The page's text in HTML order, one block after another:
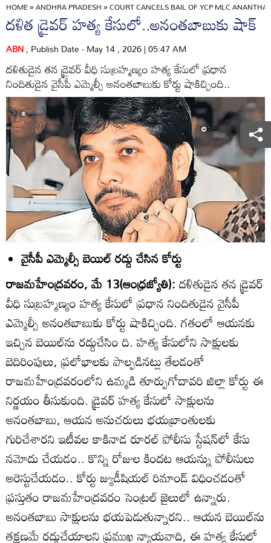
HOME»ANDHRA PRADESH»COURT CANCELS BAIL OF YCP MLC
దళిత డ్రైవర్‌ హత్య కేసులో..అనంతబాబుకు షాక్‌
ABN, Publish Date - May 14 , 2026 | 05:47 AM
దళితుడైన తన డ్రైవర్‌ వీధి సుబ్రహ్మణ్యం హత్య కేసులో ప్రధాన
నిందితుడైన వైసీపీ ఎమ్మెల్సీ అనంతబాబుకు కోర్టు షాకిచ్చింది..
వైసీపీ ఎమ్మెల్సీ బెయిల్‌ రద్దు చేసిన కోర్టు
రాజమహేంద్రవరం, మే 13(ఆంధ్రజ్యోతి):దళితుడైన తన డ్రైవర్‌
వీధి సుబ్రహ్మణ్యం హత్య కేసులో ప్రధాన నిందితుడైన వైసీపీ
ఎమ్మెల్సీ అనంతబాబుకు కోర్టు షాకిచ్చింది. గతంలో ఆయనకు
ఇచ్చిన బెయిల్‌ను రద్దుచేసిం ది. హత్య కేసులోని సాక్షులకు
బెదిరింపులు, ప్రలోభాలకు పాల్పడినట్లు తేలడంతో
రాజమహేంద్రవరంలోని ఉమ్మడి తూర్పుగోదావరి జిల్లా కోర్టు ఈ
నిర్ణయం తీసుకుంది. డ్రైవర్‌ హత్య కేసులో సాక్షులను
అనంతబాబు, ఆయన అనుచరులు భయబ్రాంతులకు
గురిచేశారని ఇటీవల కాకినాడ రూరల్‌ పోలీసు స్టేషన్‌లో కేసు
నమోదు చేయడం.. కొన్ని రోజుల కిందట ఆయన్ను పోలీసులు
అరెస్టుచేయడం.. కోర్టు జ్యుడీషియల్‌ రిమాండ్‌ విధించడంతో
ప్రస్తుతం రాజమహేంద్రవరం సెంట్రల్‌ జైలులో ఉన్నారు.
అనంతబాబు సాక్షులను భయపెడుతున్నారని.. ఆయన బెయిల్‌ను
తక్షణమే రద్దుచేయాలని ప్రముఖ న్యాయవాది, ఈ హత్య కేసులో